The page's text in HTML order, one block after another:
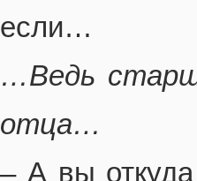
если…
…Ведь
отца…
– А вы